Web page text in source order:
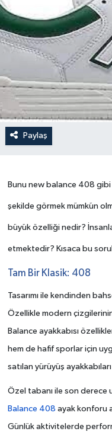
Paylaş
Bunu new balance 408
şekilde görmek mümkün
büyük özelliği nedir?
etmektedir? Kısaca bu
Tam Bir Klasik: 408
Tasarımı ile kendinden
Özellikle modern çizgilerinin
Balance ayakkabısı
hem de hafif sporlar için
satılan yürüyüş
Özel tabanı ile son derece
Balance 408 ayak konforu
Günlük aktivitelerde